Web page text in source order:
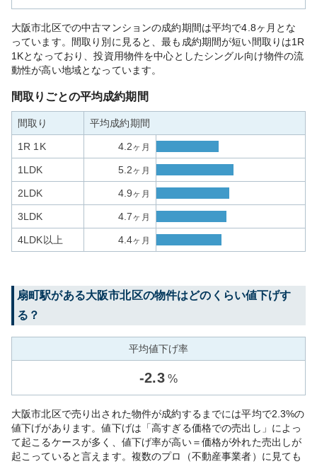
大阪市北区での中古マンションの成約期間は平均で4.8ヶ月とな
っています。間取り別に見ると、最も成約期間が短い間取りは1R
1Kとなっており、投資用物件を中心としたシングル向け物件の流
動性が高い地域となっています。
間取りごとの平均成約期間
間取り 平均成約期間
1R 1K 4.2ヶ月
1LDK 5.2ヶ月
2LDK 4.9ヶ月
3LDK 4.7ヶ月
4LDK以上 4.4ヶ月
扇町駅がある大阪市北区の物件はどのくらい値下げす
る？
平均値下げ率
-2.3 %
大阪市北区で売り出された物件が成約するまでには平均で2.3%の
値下げがあります。値下げは「高すぎる価格での売出し」によっ
て起こるケースが多く、値下げ率が高い＝価格が外れた売出しが
起こっていると言えます。複数のプロ（不動産事業者）に見ても